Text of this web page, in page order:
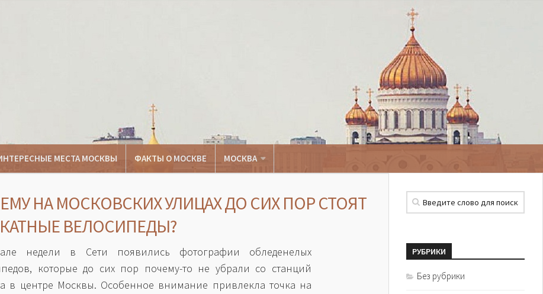
МЕСТА МОСКВЫ ФАКТЫ О МОСКВЕ МОСКВА
НА МОСКОВСКИХ УЛИЦАХ ДО СИХ ПОР СТОЯТ
ВЕЛОСИПЕДЫ?
недели в Сети появились фотографии обледенелых
которые до сих пор почему-то не убрали со станций
в центре Москвы. Особенное внимание привлекла точка на
РУБРИКИ
Без рубрики